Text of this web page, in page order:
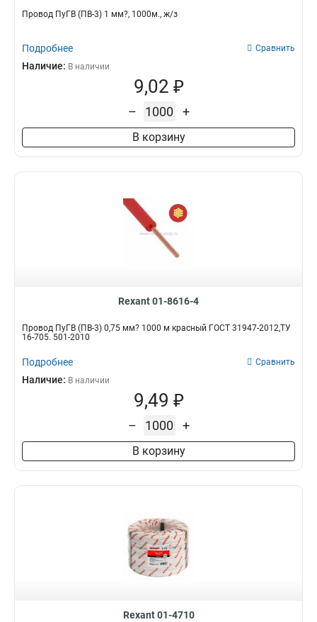
Провод ПуГВ (ПВ-3) 1 мм?, 1000м., ж/з
Подробнее Сравнить
Наличие: В наличии
9,02 ₽
– +
В корзину
Rexant 01-8616-4
Провод ПуГВ (ПВ-3) 0,75 мм? 1000 м красный ГОСТ 31947-2012,ТУ
16-705. 501-2010
Подробнее Сравнить
Наличие: В наличии
9,49 ₽
– +
В корзину
Rexant 01-4710